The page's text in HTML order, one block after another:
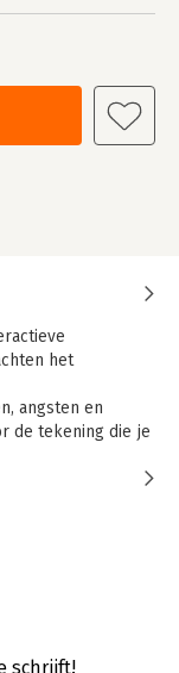
het
angsten en
de tekening die je
wat de invloed
komen, om
naar een
kunt maken en
schrijft!